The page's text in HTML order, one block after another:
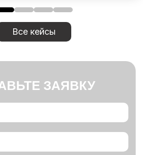
Все кейсы
ЗАЯВКУ